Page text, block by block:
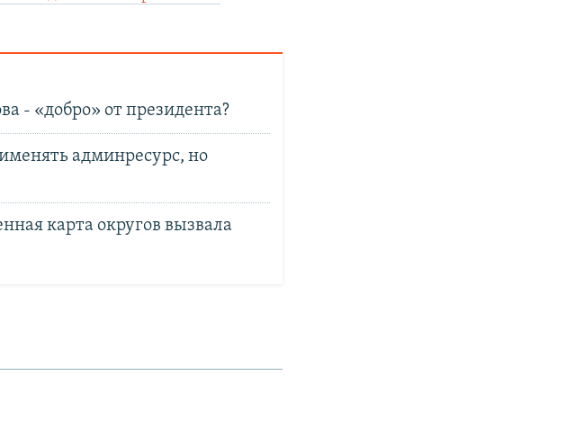
- «добро» от президента?
админресурс, но
карта округов вызвала